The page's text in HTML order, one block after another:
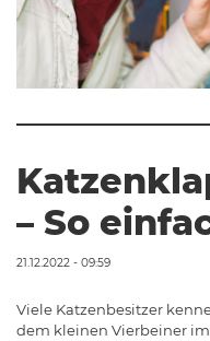
– So
21.12.2022 - 09:59
Viele Katzenbesitzer
dem kleinen Vierbeiner